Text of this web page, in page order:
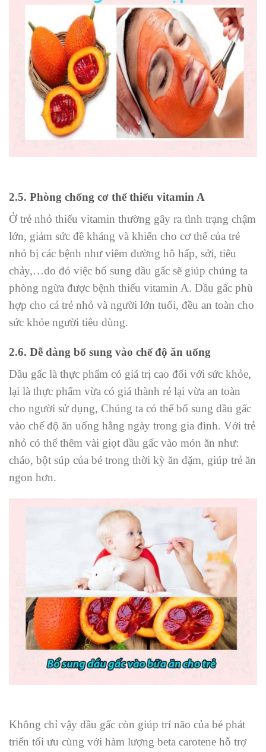
2.5. Phòng chống cơ thể thiếu vitamin A
Ở trẻ nhỏ thiếu vitamin thường gây ra tình trạng chậm
lớn, giảm sức đề kháng và khiến cho cơ thể của trẻ
nhỏ bị các bệnh như viêm đường hô hấp, sởi, tiêu
chảy,…do đó việc bổ sung dầu gấc sẽ giúp chúng ta
phòng ngừa được bệnh thiếu vitamin A. Dầu gấc phù
hợp cho cả trẻ nhỏ và người lớn tuổi, đều an toàn cho
sức khỏe người tiêu dùng.
2.6. Dễ dàng bổ sung vào chế độ ăn uống
Dầu gấc là thực phẩm có giá trị cao đối với sức khỏe,
lại là thực phẩm vừa có giá thành rẻ lại vừa an toàn
cho người sử dụng, Chúng ta có thể bổ sung dầu gấc
vào chế độ ăn uống hằng ngày trong gia đình. Với trẻ
nhỏ có thể thêm vài giọt dầu gấc vào món ăn như:
cháo, bột súp của bé trong thời kỳ ăn dặm, giúp trẻ ăn
ngon hơn.
Không chỉ vậy dầu gấc còn giúp trí não của bé phát
triển tối ưu cùng với hàm lượng beta carotene hỗ trợ